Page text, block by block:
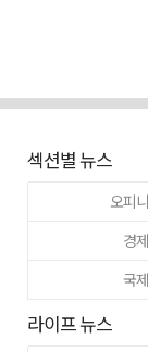
섹션별 뉴스
오피
경제
국제
라이프 뉴스